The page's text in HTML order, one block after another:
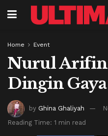
Home Event
Nurul Arifin
Dingin
by Ghina Ghaliyah
Reading Time: 1 min read